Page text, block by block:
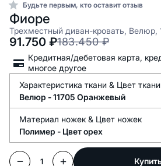
Будьте первым, кто оставит отзыв
Фиоре
Трехместный диван-кровать, Велюр,
183.450 ₽
91.750 ₽
Кредитная/дебетовая карта,
многое другое
Характеристика ткани & Цвет ткани
Велюр -11705 Оранжевый
Материал ножек & Цвет ножек
Полимер - Цвет орех
1